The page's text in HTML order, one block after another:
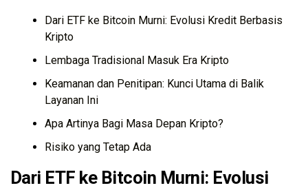
Dari ETF ke Bitcoin Murni: Evolusi Kredit Berbasis
Kripto
Lembaga Tradisional Masuk Era Kripto
Keamanan dan Penitipan: Kunci Utama di Balik
Layanan Ini
Apa Artinya Bagi Masa Depan Kripto?
Risiko yang Tetap Ada
Dari ETF ke Bitcoin Murni: Evolusi